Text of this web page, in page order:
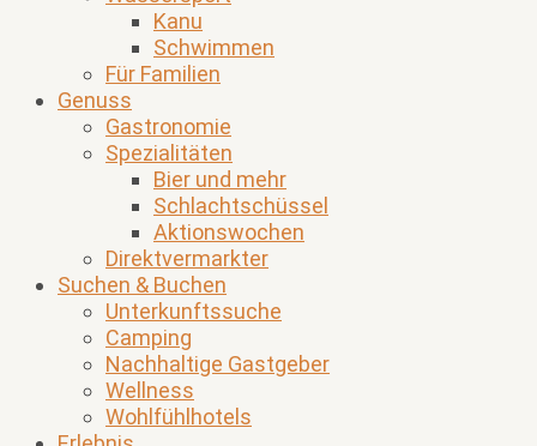
Kanu
Schwimmen
Für Familien
Genuss
Gastronomie
Spezialitäten
Bier und mehr
Schlachtschüssel
Aktionswochen
Direktvermarkter
Suchen & Buchen
Unterkunftssuche
Camping
Nachhaltige Gastgeber
Wellness
Wohlfühlhotels